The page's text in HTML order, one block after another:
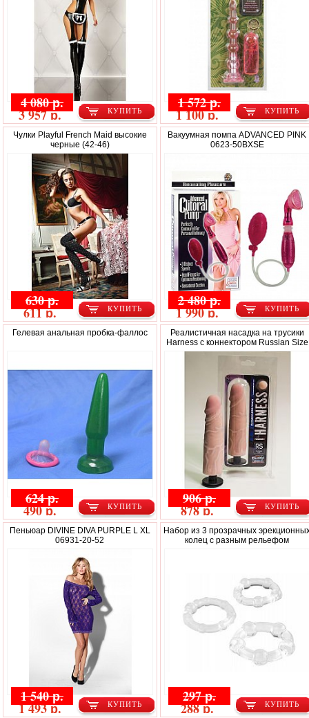
КУПИТЬ
4 080 р.
3 957 р. КУПИТЬ
1 572 р.
1 100 р.
Чулки Playful French Maid высокие
черные (42-46)
КУПИТЬ
630 р.
611 р.
Вакуумная помпа ADVANCED PINK
0623-50BXSE
КУПИТЬ
2 480 р.
1 990 р.
Гелевая анальная пробка-фаллос
КУПИТЬ
624 р.
490 р.
Реалистичная насадка на трусики
Harness с коннектором Russian Size
КУПИТЬ
906 р.
878 р.
Пеньюар DIVINE DIVA PURPLE L XL
06931-20-52
КУПИТЬ
1 540 р.
1 493 р.
Набор из 3 прозрачных
колец с разным рельефом
КУПИТЬ
297 р.
288 р.